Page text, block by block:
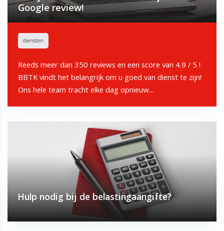
diensten
Google review!
Reeds meer dan 350 reviews en een score van 4.9 / 5 !
BBTK vindt het belangrijk om u goed van dienst te zijn!
Ons hele team tracht elke dag opnieuw...
Hulp nodig bij de belastingaangifte?